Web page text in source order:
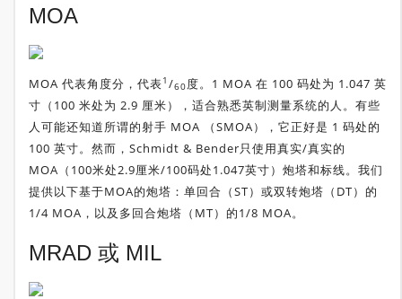
MOA
MOA 代表角度分，代表1 /60度。1 MOA 在 100 码处为 1.047 英
寸（100 米处为 2.9 厘米），适合熟悉英制测量系统的人。有些
人可能还知道所谓的射手 MOA （SMOA），它正好是 1 码处的
100 英寸。然而，Schmidt & Bender只使用真实/真实的
MOA（100米处2.9厘米/100码处1.047英寸）炮塔和标线。我们
提供以下基于MOA的炮塔：单回合（ST）或双转炮塔（DT）的
1/4 MOA，以及多回合炮塔（MT）的1/8 MOA。
MRAD 或 MIL